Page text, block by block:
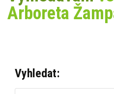
Arboreta
Vyhledat: